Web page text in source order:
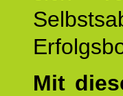
Mit